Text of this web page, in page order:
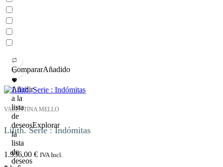
CompararAñadido
Añadir
a la
lista
de
deseosExplorar
la
lista
de
deseos
VALENTINA MELLO
Lilith. Serie : Indómitas
1.936,00 € IVA Incl.